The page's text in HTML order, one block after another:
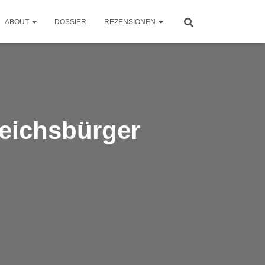
ABOUT DOSSIER REZENSIONEN